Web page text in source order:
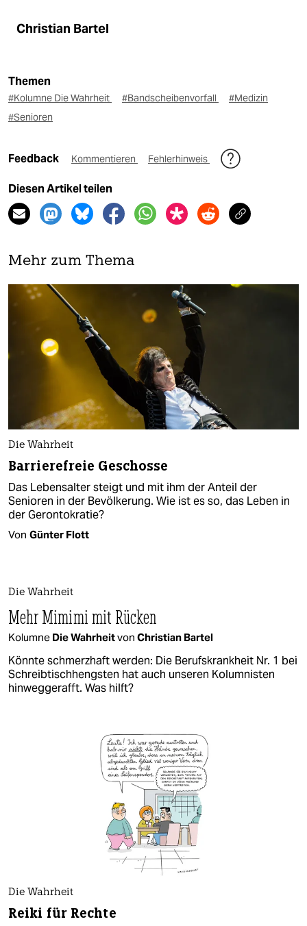
Christian Bartel
Themen
#Kolumne Die Wahrheit #Bandscheibenvorfall
#Medizin
#Senioren
Feedback Kommentieren Fehlerhinweis
Diesen Artikel teilen
Mehr zum Thema
Die Wahrheit
Barrierefreie Geschosse
Das Lebensalter steigt und mit ihm der Anteil der
Senioren in der Bevölkerung. Wie ist es so, das Leben in
der Gerontokratie?
Von Günter Flott
Die Wahrheit
Mehr Mimimi mit Rücken
Kolumne Die Wahrheitvon Christian Bartel
Könnte schmerzhaft werden: Die Berufskrankheit Nr. 1 bei
Schreibtischhengsten hat auch unseren Kolumnisten
hinweggerafft. Was hilft?
Die Wahrheit
Reiki für Rechte